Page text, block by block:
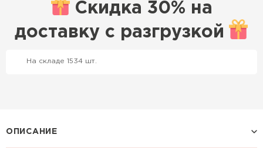
Скидка 30% на
доставку с разгрузкой
На складе 1534 шт.
ОПИСАНИЕ
Профилированный лист
ПЕРЕЙТИ